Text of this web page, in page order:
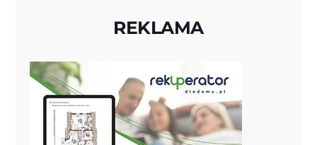
REKLAMA